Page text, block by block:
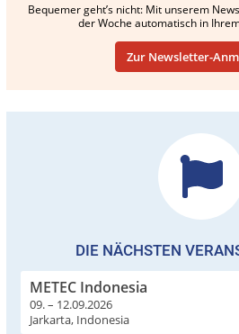
Bequemer geht’s nicht: Mit unserem
der Woche automatisch in
Zur Newsletter-
DIE NÄCHSTEN
METEC Indonesia
09. – 12.09.2026
Jarkarta, Indonesia